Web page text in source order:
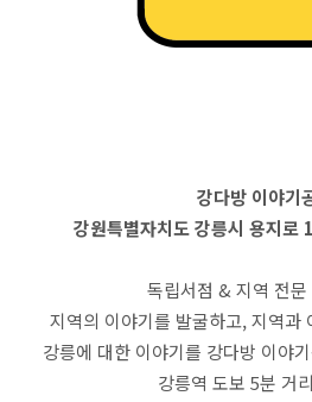
강다방 이야기
강원특별자치도 강릉시 용지
독립서점 & 지역 전
지역의 이야기를 발굴하고, 지역과
강릉에 대한 이야기를 강다방 이야
강릉역 도보 5분 거